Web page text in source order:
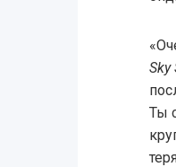
Sky
Ты